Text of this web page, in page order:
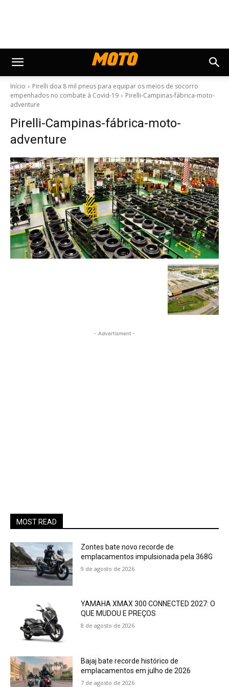
Início
Pirelli doa 8 mil pneus para equipar os meios de socorro
empenhados no combate à Covid-19
Pirelli-Campinas-fábrica-moto-
adventure
Pirelli-Campinas-fábrica-moto-
adventure
- Advertisment -
MOST READ
Zontes bate novo recorde de
emplacamentos impulsionada pela 368G
9 de agosto de 2026
YAMAHA XMAX 300 CONNECTED 2027: O
QUE MUDOU E PREÇOS
8 de agosto de 2026
Bajaj bate recorde histórico de
emplacamentos em julho de 2026
7 de agosto de 2026